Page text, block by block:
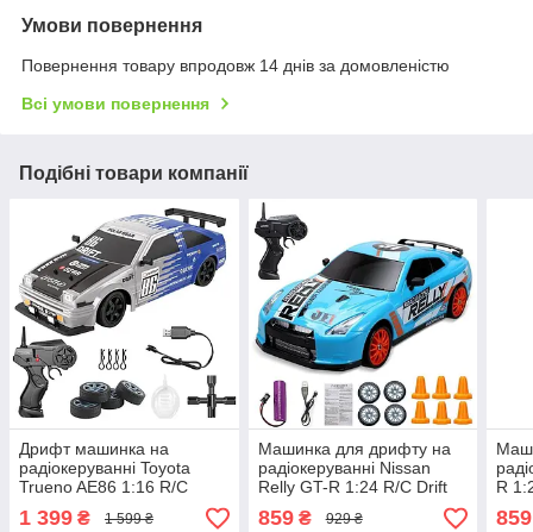
Умови повернення
Повернення товару впродовж 14 днів за домовленістю
Всі умови повернення
Подібні товари компанії
Дрифт машинка на
радіокеруванні Toyota
Trueno AE86 1:16 R/C
1 399 ₴ 1 599 ₴
Машинка для дрифту на
радіокеруванні Nissan
Relly GT-R 1:24 R/C Drift
859₴ 929 ₴
R
859